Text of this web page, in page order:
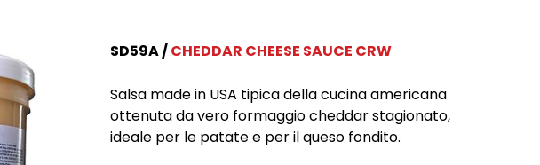
SD59A CHEDDAR CHEESE SAUCE CRW
Salsa made in USA tipica della cucina americana
ottenuta da vero formaggio cheddar stagionato,
ideale per le patate e per il queso fondito.